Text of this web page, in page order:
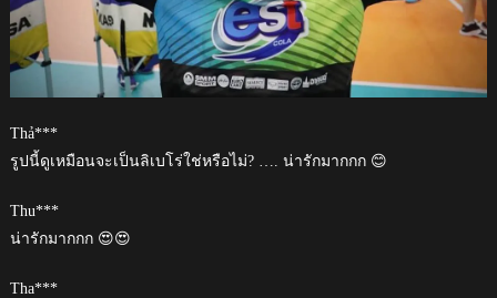
Thả***
รูปนี้ดูเหมือนจะเป็นลิเบโร่ใช่หรือไม่? …. น่ารักมากกก 😊
Thu***
น่ารักมากกก 😍😍
Tha***